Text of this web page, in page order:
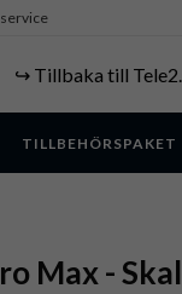
↪️ Tillbaka till
TILLBEHÖRSPAKET
Max -